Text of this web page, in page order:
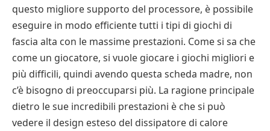
questo migliore supporto del processore, è possibile
eseguire in modo efficiente tutti i tipi di giochi di
fascia alta con le massime prestazioni. Come si sa che
come un giocatore, si vuole giocare i giochi migliori e
più difficili, quindi avendo questa scheda madre, non
c’è bisogno di preoccuparsi più. La ragione principale
dietro le sue incredibili prestazioni è che si può
vedere il design esteso del dissipatore di calore